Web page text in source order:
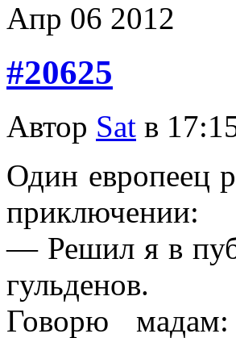
Апр 06 2012
#20625
Автор Sat в
Один европеец
приключении:
— Решил я в
гульденов.
Говорю